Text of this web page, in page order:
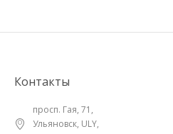
Контакты
просп. Гая, 71,
Ульяновск, ULY,